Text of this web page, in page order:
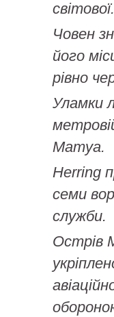
світової.
Човен
його
рівно
Уламки
Матуа.
Herring
семи
служби.
Острів